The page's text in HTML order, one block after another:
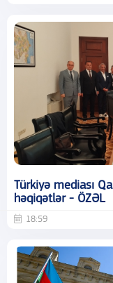
Türkiyə mediası
həqiqətlər - ÖZƏL
18:59